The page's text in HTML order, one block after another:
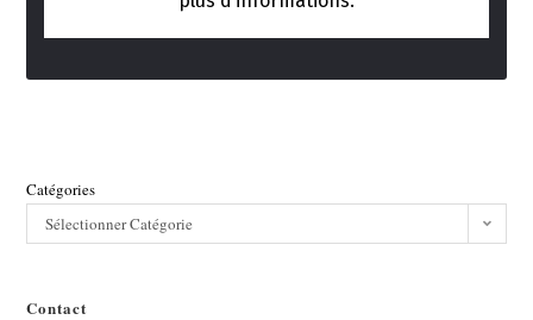
Catégories
Sélectionner Catégorie
Contact